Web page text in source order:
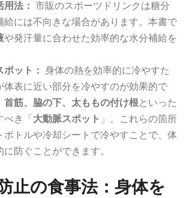
法： 市販のスポーツドリンクは糖分
給には不向きな場合があります。本書で
や発汗量に合わせた効率的な水分補給を
ット： 身体の熱を効率的に冷やすた
体表に近い部分を冷やすのが効果的で
首筋、脇の下、太ももの付け根といった
べき「大動脈スポット 」。これらの箇所
ボトルや冷却シートで冷やすことで、体
防ぐことができます。
止の食事法：身体を